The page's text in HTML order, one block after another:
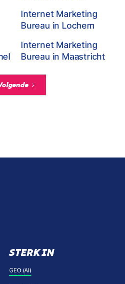
Internet Marketing
Bureau in Lochem
Internet Marketing
Bureau in Maastricht
STERK IN
GEO (AI)